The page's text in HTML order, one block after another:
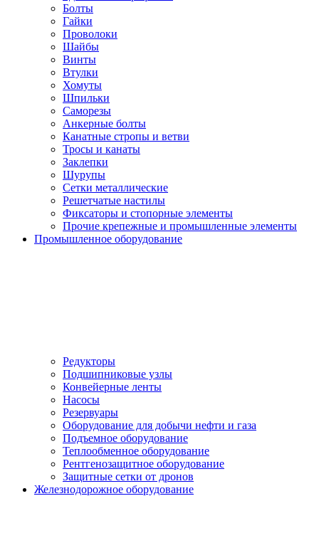
Болты
Гайки
Проволоки
Шайбы
Винты
Втулки
Хомуты
Шпильки
Саморезы
Анкерные болты
Канатные стропы и ветви
Тросы и канаты
Заклепки
Шурупы
Сетки металлические
Решетчатые настилы
Фиксаторы и стопорные элементы
Прочие крепежные и промышленные элементы
Промышленное оборудование
Редукторы
Подшипниковые узлы
Конвейерные ленты
Насосы
Резервуары
Оборудование для добычи нефти и газа
Подъемное оборудование
Теплообменное оборудование
Рентгенозащитное оборудование
Защитные сетки от дронов
Железнодорожное оборудование